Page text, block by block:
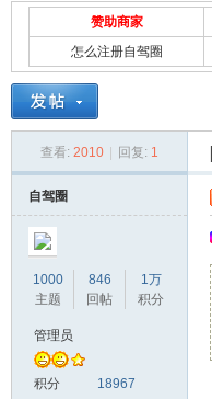
自 » › ›
赞助商家
怎么注册自驾圈
查看: 2010 回复: 1
自驾圈
1000
主题
846
回帖
1万
积分
管理员
积分 18967